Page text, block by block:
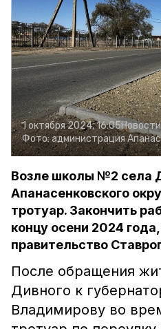
1 октября 2024, 16:05Новости
Фото:администрация
Возле школы №2 села
Апанасенковского
тротуар. Закончить
концу осени 2024
правительство
После обращения
Дивного к
Владимирову во